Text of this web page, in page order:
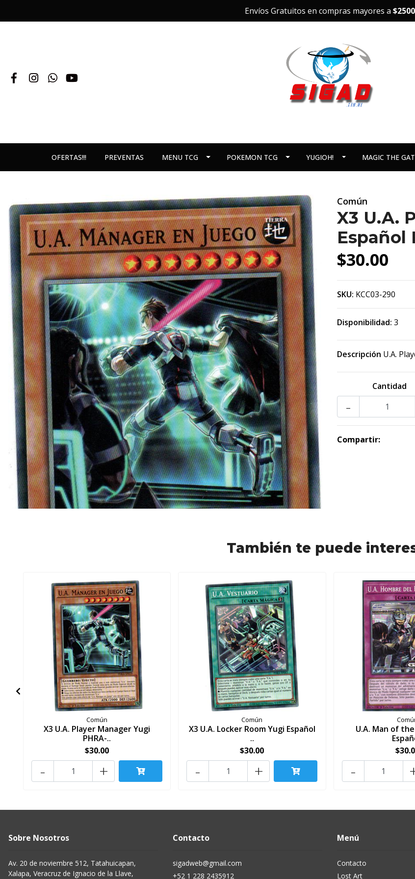
Envíos Gratuitos en compras mayores a $2500
OFERTAS!!! PREVENTAS MENU TCG POKEMON TCG YUGIOH! MAGIC THE
Común
X3 U.A.
Español
$30.00
SKU: KCC03-290
Disponibilidad: 3
Descripción U.A.
Cantidad
-
Compartir:
También te puede
Común
X3 U.A. Player Manager Yugi
PHRA-..
$30.00
+
-
Común
X3 U.A. Locker Room Yugi Español
..
$30.00
+
-
U.A. Man of
-
Sobre Nosotros
Av. 20 de noviembre 512, Tatahuicapan,
Xalapa, Veracruz de Ignacio de la Llave,
Contacto
sigadweb@gmail.com
+52 1 228 2435912
Menú
Contacto
Lost Art